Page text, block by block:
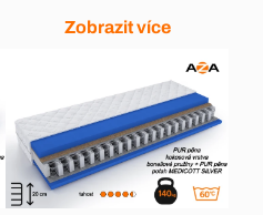
Zobrazit více